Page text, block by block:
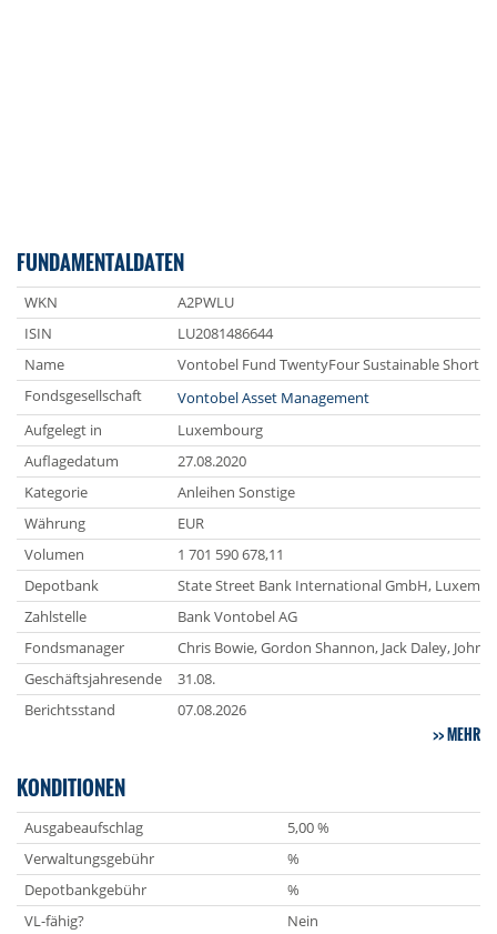
FUNDAMENTALDATEN
WKN
A2PWLU
ISIN
LU2081486644
Name
Vontobel Fund TwentyFour Sustainable Short
Fondsgesellschaft
Vontobel Asset Management
Aufgelegt in
Luxembourg
Auflagedatum
27.08.2020
Kategorie
Anleihen Sonstige
Währung
EUR
Volumen
1 701 590 678,11
Depotbank
State Street Bank International GmbH,
Zahlstelle
Bank Vontobel AG
Fondsmanager
Chris Bowie, Gordon Shannon, Jack Daley,
Geschäftsjahresende
31.08.
Berichtsstand
07.08.2026
MEHR
KONDITIONEN
Ausgabeaufschlag
5,00 %
Verwaltungsgebühr
%
Depotbankgebühr
%
VL-fähig?
Nein